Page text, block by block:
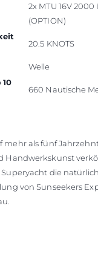
2x MTU 16V 2000
(OPTION)
20.5 KNOTS
Welle
660 Nautische
mehr als fünf
Handwerkskunst
Superyacht die
von Sunseekers